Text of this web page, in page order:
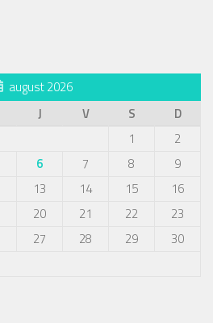
august 2026
J V S
D
1
2
6 7 8
9
13 14 15
16
20 21 22
23
27 28 29
30